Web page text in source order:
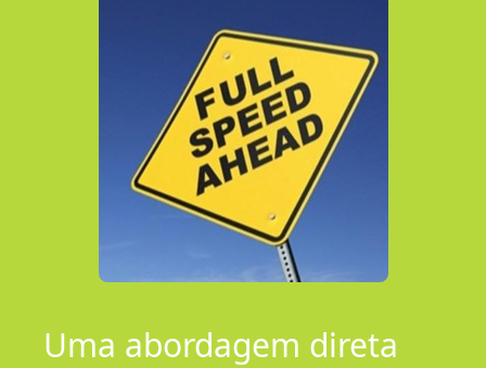
Uma abordagem direta